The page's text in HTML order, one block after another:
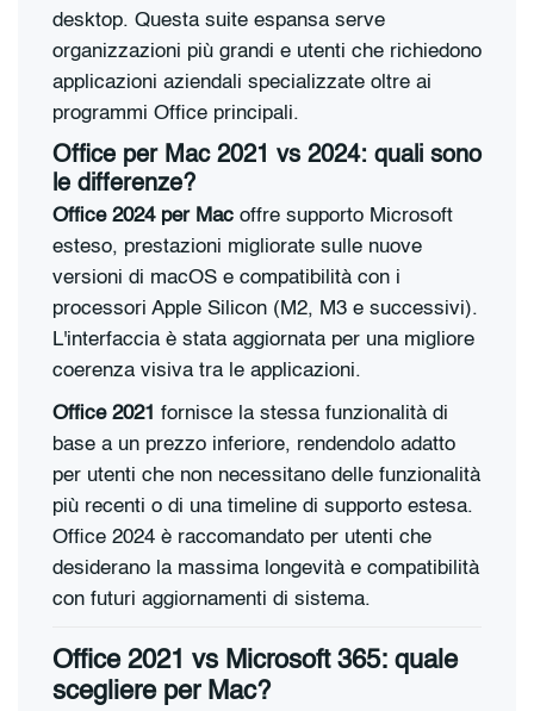
desktop. Questa suite espansa serve
organizzazioni più grandi e utenti che richiedono
applicazioni aziendali specializzate oltre ai
programmi Office principali.
Office per Mac 2021 vs 2024: quali sono
le differenze?
Office 2024 per Mac offre supporto Microsoft
esteso, prestazioni migliorate sulle nuove
versioni di macOS e compatibilità con i
processori Apple Silicon (M2, M3 e successivi).
L'interfaccia è stata aggiornata per una migliore
coerenza visiva tra le applicazioni.
Office 2021 fornisce la stessa funzionalità di
base a un prezzo inferiore, rendendolo adatto
per utenti che non necessitano delle funzionalità
più recenti o di una timeline di supporto estesa.
Office 2024 è raccomandato per utenti che
desiderano la massima longevità e compatibilità
con futuri aggiornamenti di sistema.
Office 2021 vs Microsoft 365: quale
scegliere per Mac?